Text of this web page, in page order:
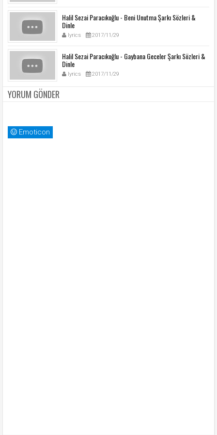
Halil Sezai Paracıkoğlu - Beni Unutma Şarkı Sözleri &
Dinle
lyrics 2017/11/29
Halil Sezai Paracıkoğlu - Gaybana Geceler Şarkı Sözleri &
Dinle
lyrics 2017/11/29
YORUM GÖNDER
Emoticon